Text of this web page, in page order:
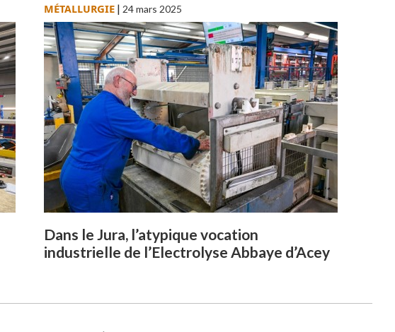
MÉTALLURGIE | 24 mars 2025
Dans le Jura, l’atypique vocation
industrielle de l’Electrolyse Abbaye d’Acey